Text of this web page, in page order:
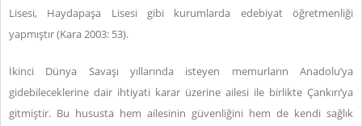
Lisesi, Haydapaşa Lisesi gibi kurumlarda edebiyat öğretmenliği
yapmıştır (Kara 2003: 53).
İkinci Dünya Savaşı yıllarında isteyen memurların Anadolu’ya
gidebileceklerine dair ihtiyati karar üzerine ailesi ile birlikte Çankırı’ya
gitmiştir. Bu hususta hem ailesinin güvenliğini hem de kendi sağlık